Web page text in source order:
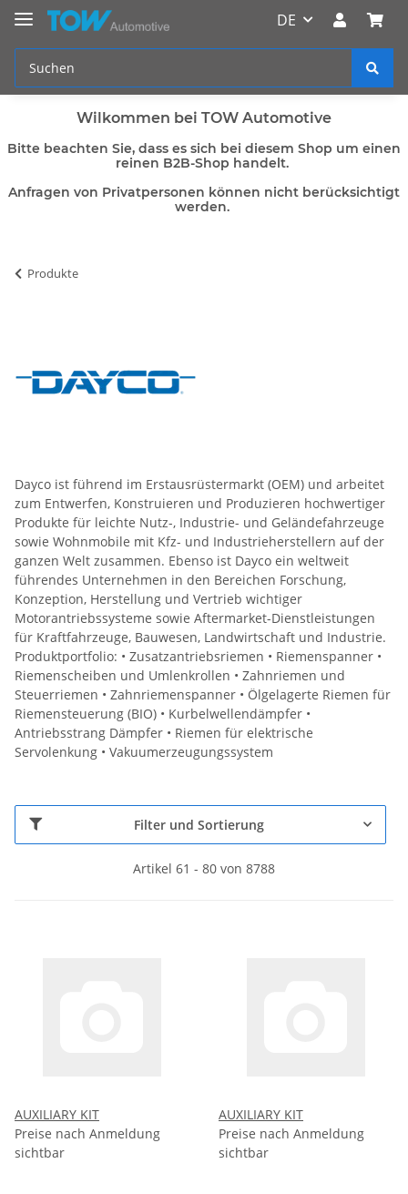
DE
Wilkommen bei TOW Automotive
Bitte beachten Sie, dass es sich bei diesem Shop um einen
reinen B2B-Shop handelt.
Anfragen von Privatpersonen können nicht berücksichtigt
werden.
Produkte
Dayco ist führend im Erstausrüstermarkt (OEM) und arbeitet
zum Entwerfen, Konstruieren und Produzieren hochwertiger
Produkte für leichte Nutz-, Industrie- und Geländefahrzeuge
sowie Wohnmobile mit Kfz- und Industrieherstellern auf der
ganzen Welt zusammen. Ebenso ist Dayco ein weltweit
führendes Unternehmen in den Bereichen Forschung,
Konzeption, Herstellung und Vertrieb wichtiger
Motorantriebssysteme sowie Aftermarket-Dienstleistungen
für Kraftfahrzeuge, Bauwesen, Landwirtschaft und Industrie.
Produktportfolio: • Zusatzantriebsriemen • Riemenspanner •
Riemenscheiben und Umlenkrollen • Zahnriemen und
Steuerriemen • Zahnriemenspanner • Ölgelagerte Riemen für
Riemensteuerung (BIO) • Kurbelwellendämpfer •
Antriebsstrang Dämpfer • Riemen für elektrische
Servolenkung • Vakuumerzeugungssystem
Filter und Sortierung
Artikel 61 - 80 von 8788
AUXILIARY KIT
Preise nach Anmeldung
sichtbar
AUXILIARY KIT
Preise nach Anmeldung
sichtbar